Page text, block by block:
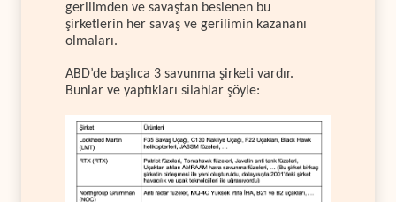
gerilimden ve savaştan beslenen bu
şirketlerin her savaş ve gerilimin kazananı
olmaları.
ABD’de başlıca 3 savunma şirketi vardır.
Bunlar ve yaptıkları silahlar şöyle: